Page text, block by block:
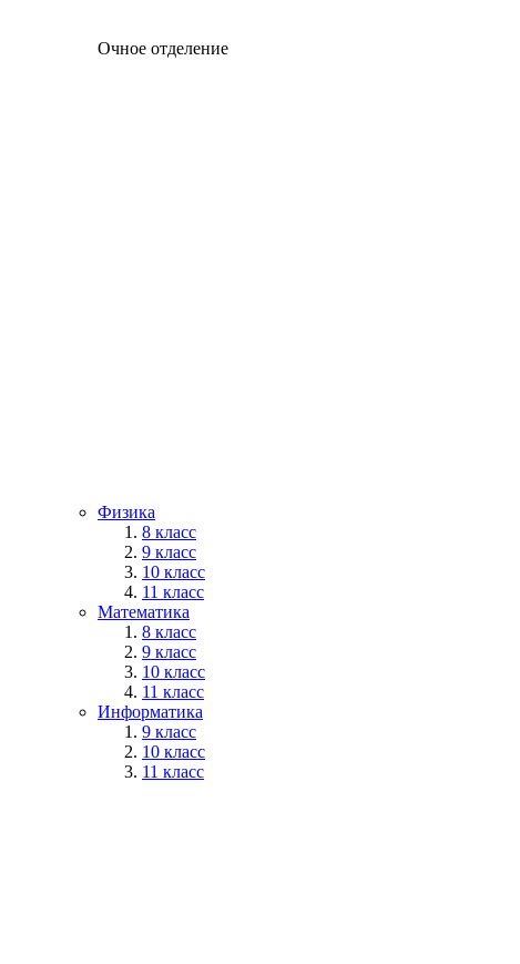
Очное отделение
Физика
8 класс
9 класс
10 класс
11 класс
Математика
8 класс
9 класс
10 класс
11 класс
Информатика
9 класс
10 класс
11 класс